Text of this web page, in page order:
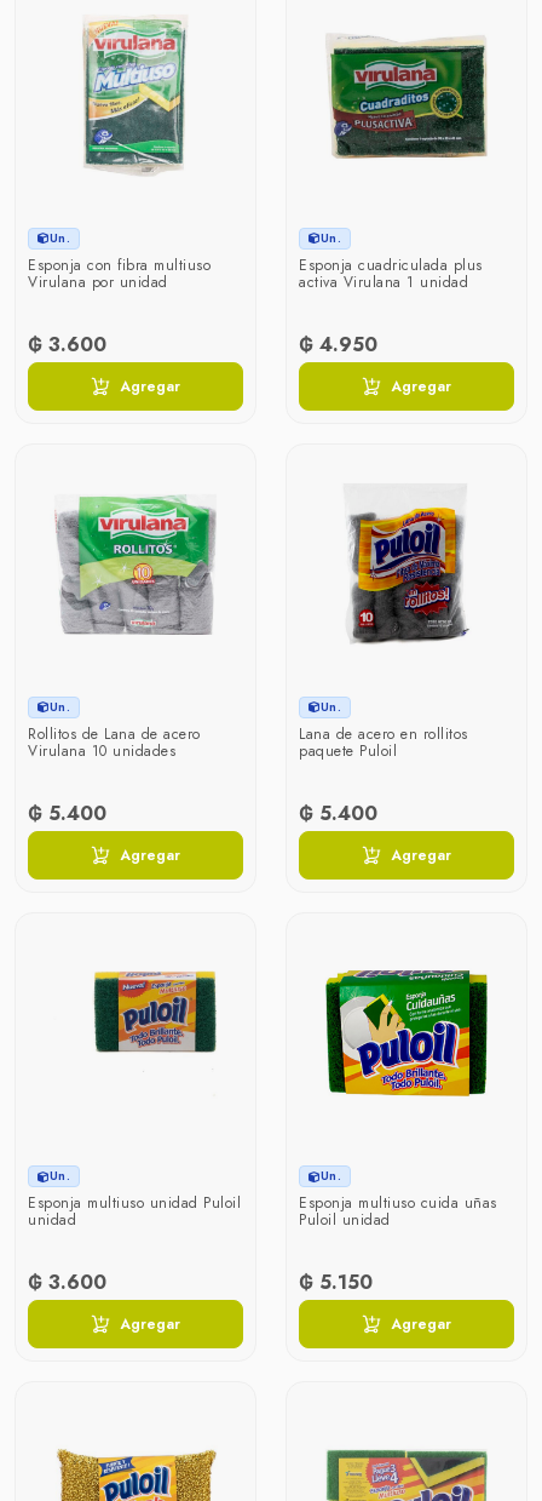
Un.
Esponja con fibra multiuso
Virulana por unidad
₲ 3.600
Agregar
Un.
Esponja cuadriculada plus
activa Virulana 1 unidad
₲ 4.950
Agregar
Un.
Rollitos de Lana de acero
Virulana 10 unidades
₲ 5.400
Agregar
Un.
Lana de acero en rollitos
paquete Puloil
₲ 5.400
Agregar
Un.
Esponja multiuso unidad Puloil
unidad
₲ 3.600
Agregar
Un.
Esponja multiuso cuida uñas
Puloil unidad
₲ 5.150
Agregar